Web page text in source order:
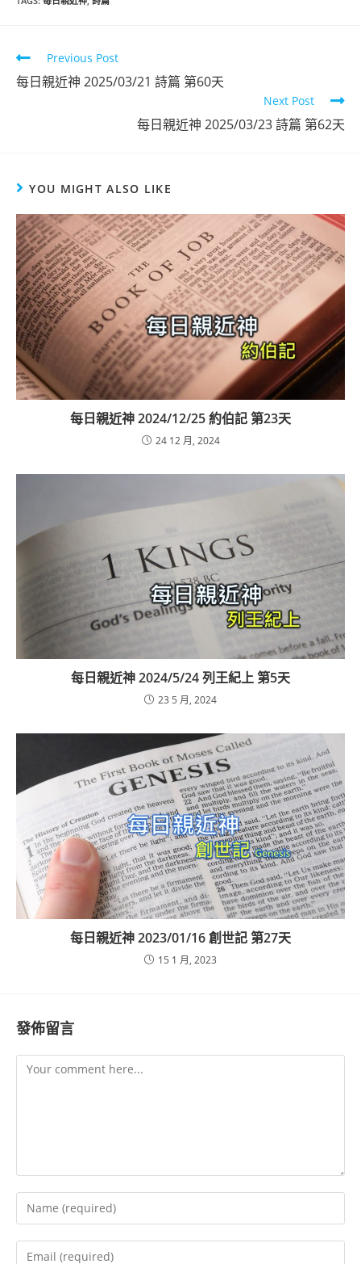
Previous Post
每日親近神 2025/03/21 詩篇 第60天
Next Post
每日親近神 2025/03/23 詩篇 第62天
YOU MIGHT ALSO LIKE
每日親近神 2024/12/25 約伯記 第23天
24 12 月, 2024
每日親近神 2024/5/24 列王紀上 第5天
23 5 月, 2024
每日親近神 2023/01/16 創世記 第27天
15 1 月, 2023
發佈留言